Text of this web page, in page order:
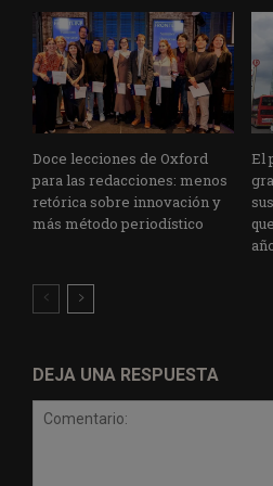
Doce lecciones de Oxford
para las redacciones: menos
retórica sobre innovación y
más método periodístico
El
DEJA UNA RESPUESTA